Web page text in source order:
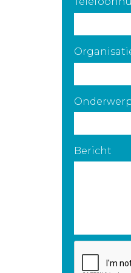
Bericht